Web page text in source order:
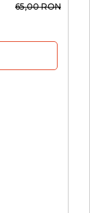
65,00 RON